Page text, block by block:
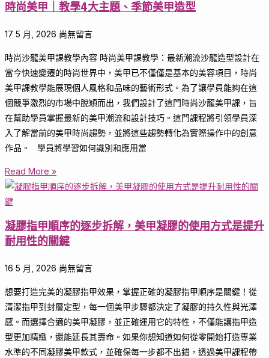
時尚美甲｜教學4大主題、季節美甲造型
17 5 月, 2026 尚無留言
時尚沙龍美甲課教學內容 時尚美甲課教學：最新潮流沙龍造型設計在
當今快速變遷的時尚世界中，美甲已不僅僅是基本的美容項目，時尚
美甲課教學能展現個人風格和品味的藝術形式。為了讓學員能夠在這
個競爭激烈的市場中脫穎而出，我們設計了這門時尚沙龍美甲課，旨
在幫助學員掌握最新的美甲潮流和設計技巧。這門課程將引領學員深
入了解當前的美甲時尚趨勢，並將這些趨勢轉化為實際操作中的創意
作品。 學員將學習如何識別和應用當
Read More »
凝膠指甲順序的逐步拆解，美甲凝膠的使用方式是提升
耐用性的關鍵
16 5 月, 2026 尚無留言
想要打造完美的凝膠指甲效果，掌握正確的凝膠指甲順序是關鍵！從
清潔指甲到封層定型，每一個美甲步驟都決定了凝膠的持久性與光澤
感。而選擇合適的美甲凝膠，並正確運用它的特性，不僅能讓指甲造
型更加精緻，還能延長其壽命。如果你想知道如何從零開始打造專業
水準的不同凝膠美甲款式，並確保每一步都不出錯，透過美甲課程帶